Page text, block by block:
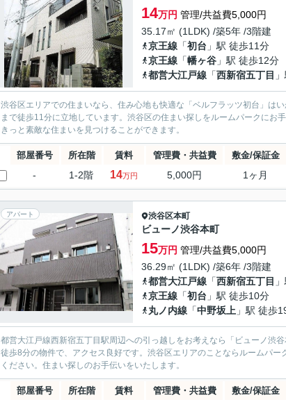
14万円 管理/共益費5,000円
35.17㎡ (1LDK) /築5年 /3階建
京王線 「初台 」駅 徒歩11分
京王線 「幡ヶ谷 」駅 徒歩12分
都営大江戸線 「西新宿五丁目
渋谷区エリアでの住まいなら、住み心地も快適な「ベルフラッツ初台」は
まで徒歩11分に立地しています。渋谷区の住まい探しをルームパークにお
きっと素敵な住まいを見つけることができます。
部屋番号 所在階 賃料 管理費・共益費 敷金/保証金
- 1-2階 14万円 5,000円 1ヶ月
アパート 渋谷区本町
ビューノ渋谷本町
15万円 管理/共益費5,000円
36.29㎡ (1LDK) /築6年 /3階建
都営大江戸線 「西新宿五丁目
京王線 「初台 」駅 徒歩10分
丸ノ内線 「中野坂上 」駅 徒歩
都営大江戸線西新宿五丁目駅周辺への引っ越しをお考えなら「ビューノ渋
徒歩8分の物件で、アクセス良好です。渋谷区エリアのことならルームパ
ください。住まい探しのお手伝いをいたします。
部屋番号 所在階 賃料 管理費・共益費 敷金/保証金